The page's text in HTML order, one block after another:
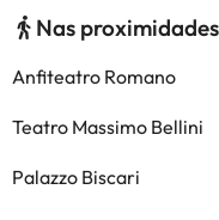
Nas proximidades
Anfiteatro Romano
Teatro Massimo Bellini
Palazzo Biscari